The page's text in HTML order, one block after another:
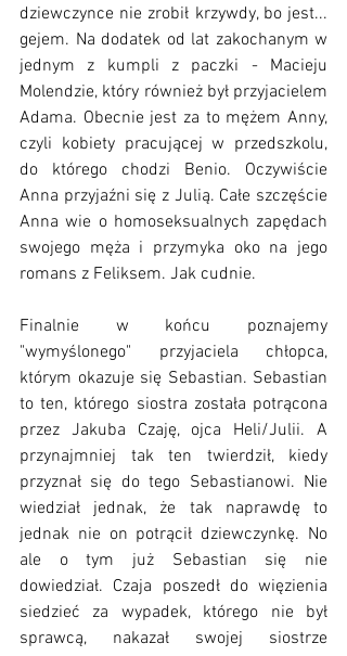
dziewczynce nie zrobił krzywdy, bo jest...
gejem. Na dodatek od lat zakochanym w
jednym z kumpli z paczki - Macieju
Molendzie, który również był przyjacielem
Adama. Obecnie jest za to mężem Anny,
czyli kobiety pracującej w przedszkolu,
do którego chodzi Benio. Oczywiście
Anna przyjaźni się z Julią. Całe szczęście
Anna wie o homoseksualnych zapędach
swojego męża i przymyka oko na jego
romans z Feliksem. Jak cudnie.
Finalnie w końcu poznajemy
"wymyślonego" przyjaciela chłopca,
którym okazuje się Sebastian. Sebastian
to ten, którego siostra została potrącona
przez Jakuba Czaję, ojca Heli/Julii. A
przynajmniej tak ten twierdził, kiedy
przyznał się do tego Sebastianowi. Nie
wiedział jednak, że tak naprawdę to
jednak nie on potrącił dziewczynkę. No
ale o tym już Sebastian się nie
dowiedział. Czaja poszedł do więzienia
siedzieć za wypadek, którego nie był
sprawcą, nakazał swojej siostrze